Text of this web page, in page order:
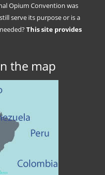
Opium Convention was
serve its purpose or is a
This site provides
the map